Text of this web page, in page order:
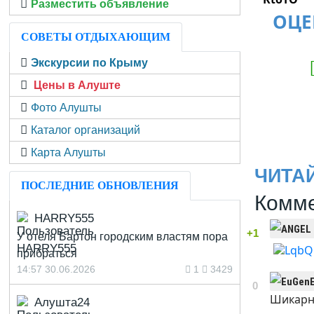
+1
0
Разместить объявление
СОВЕТЫ ОТДЫХАЮЩИМ
Экскурсии по Крыму
Цены в Алуште
Фото Алушты
Каталог организаций
Карта Алушты
ПОСЛЕДНИЕ ОБНОВЛЕНИЯ
HARRY555
У отеля Бартон городским властям пора
прибраться
14:57 30.06.2026 1 3429
Алушта24